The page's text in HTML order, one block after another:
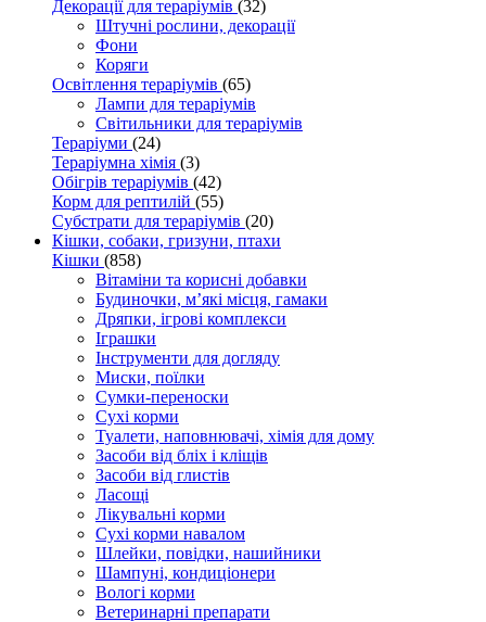
Декорації для тераріумів (32)
Штучні рослини, декорації
Фони
Коряги
Освітлення тераріумів (65)
Лампи для тераріумів
Світильники для тераріумів
Тераріуми (24)
Тераріумна хімія (3)
Обігрів тераріумів (42)
Корм для рептилій (55)
Субстрати для тераріумів (20)
Кішки, собаки, гризуни, птахи
Кішки (858)
Вітаміни та корисні добавки
Будиночки, м’які місця, гамаки
Дряпки, ігрові комплекси
Іграшки
Інструменти для догляду
Миски, поїлки
Сумки-переноски
Сухі корми
Туалети, наповнювачі, хімія для дому
Засоби від бліх і кліщів
Засоби від глистів
Ласощі
Лікувальні корми
Сухі корми навалом
Шлейки, повідки, нашийники
Шампуні, кондиціонери
Вологі корми
Ветеринарні препарати